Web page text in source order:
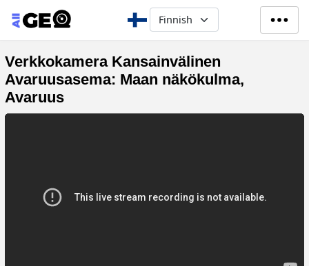
Hyppää pääsisältöön
Select your language
Verkkokamera Kansainvälinen
Avaruusasema: Maan näkökulma,
Avaruus